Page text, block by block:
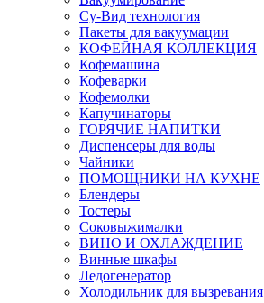
Су-Вид технология
Пакеты для вакуумации
КОФЕЙНАЯ КОЛЛЕКЦИЯ
Кофемашина
Кофеварки
Кофемолки
Капучинаторы
ГОРЯЧИЕ НАПИТКИ
Диспенсеры для воды
Чайники
ПОМОЩНИКИ НА КУХНЕ
Блендеры
Тостеры
Соковыжималки
ВИНО И ОХЛАЖДЕНИЕ
Винные шкафы
Ледогенератор
Холодильник для